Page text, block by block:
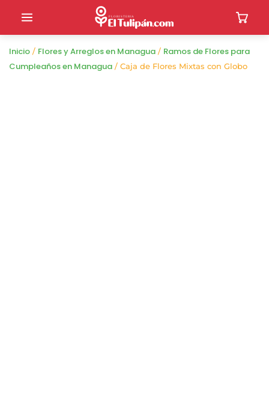
Inicio / Flores y Arreglos en Managua / Ramos de Flores para
Cumpleaños en Managua / Caja de Flores Mixtas con Globo